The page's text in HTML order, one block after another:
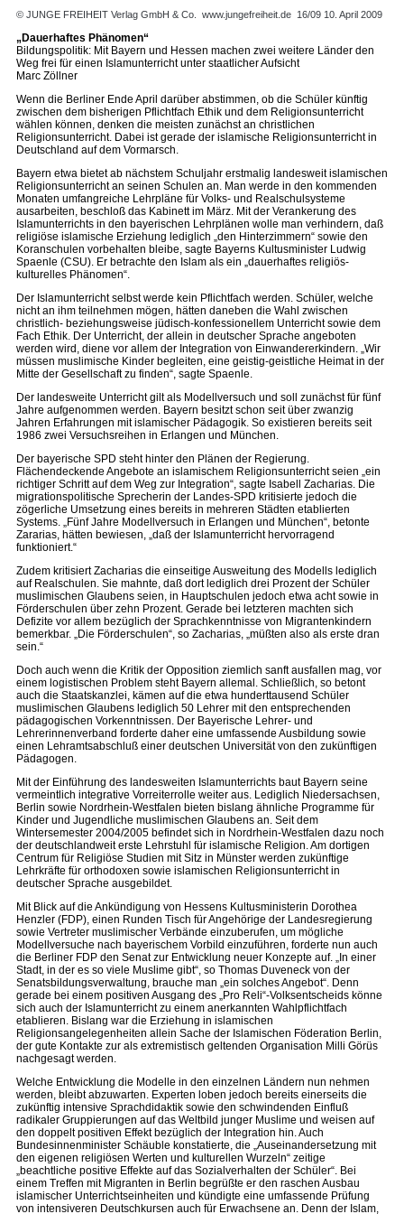
© JUNGE FREIHEIT Verlag GmbH & Co. www.jungefreiheit.de 16/09 10. April 2009
„Dauerhaftes Phänomen“
Bildungspolitik: Mit Bayern und Hessen machen zwei weitere Länder den
Weg frei für einen Islamunterricht unter staatlicher Aufsicht
Marc Zöllner
Wenn die Berliner Ende April darüber abstimmen, ob die Schüler künftig
zwischen dem bisherigen Pflichtfach Ethik und dem Religionsunterricht
wählen können, denken die meisten zunächst an christlichen
Religionsunterricht. Dabei ist gerade der islamische Religionsunterricht in
Deutschland auf dem Vormarsch.
Bayern etwa bietet ab nächstem Schuljahr erstmalig landesweit islamischen
Religionsunterricht an seinen Schulen an. Man werde in den kommenden
Monaten umfangreiche Lehrpläne für Volks- und Realschulsysteme
ausarbeiten, beschloß das Kabinett im März. Mit der Verankerung des
Islam­unterrichts in den bayerischen Lehrplänen wolle man verhindern, daß
religiöse islamische Erziehung lediglich „den Hinterzimmern“ sowie den
Koranschulen vorbehalten bleibe, sagte Bayerns Kultusminister Ludwig
Spaenle (CSU). Er betrachte den Islam als ein „dauerhaftes religiös-
kulturelles Phänomen“.
Der Islamunterricht selbst werde kein Pflichtfach werden. Schüler, welche
nicht an ihm teilnehmen mögen, hätten daneben die Wahl zwischen
christlich- beziehungsweise jüdisch-konfessionellem Unterricht sowie dem
Fach Ethik. Der Unterricht, der allein in deutscher Sprache angeboten
werden wird, diene vor allem der Integration von Einwandererkindern. „Wir
müssen muslimische Kinder begleiten, eine geistig-geistliche Heimat in der
Mitte der Gesellschaft zu finden“, sagte Spaenle.
Der landesweite Unterricht gilt als Modellversuch und soll zunächst für fünf
Jahre aufgenommen werden. Bayern besitzt schon seit über zwanzig
Jahren Erfahrungen mit islamischer Pädagogik. So existieren bereits seit
1986 zwei Versuchsreihen in Erlangen und München.
Der bayerische SPD steht hinter den Plänen der Regierung.
Flächendeckende Angebote an islamischem Religionsunterricht seien „ein
richtiger Schritt auf dem Weg zur Integration“, sagte Isabell Zacharias. Die
migrationspolitische Sprecherin der Landes-SPD kritisierte jedoch die
zögerliche Umsetzung eines bereits in mehreren Städten etablierten
Systems. „Fünf Jahre Modellversuch in Erlangen und München“, betonte
Zararias, hätten bewiesen, „daß der Islamunterricht hervorragend
funktioniert.“
Zudem kritisiert Zacharias die einseitige Ausweitung des Modells lediglich
auf Realschulen. Sie mahnte, daß dort lediglich drei Prozent der Schüler
muslimischen Glaubens seien, in Hauptschulen jedoch etwa acht sowie in
Förderschulen über zehn Prozent. Gerade bei letzteren machten sich
Defizite vor allem bezüglich der Sprachkenntnisse von Migrantenkindern
bemerkbar. „Die Förderschulen“, so Zacharias, „müßten also als erste dran
sein.“
Doch auch wenn die Kritik der Opposition ziemlich sanft ausfallen mag, vor
einem logistischen Problem steht Bayern allemal. Schließlich, so betont
auch die Staatskanzlei, kämen auf die etwa hunderttausend Schüler
muslimischen Glaubens lediglich 50 Lehrer mit den entsprechenden
pädagogischen Vorkenntnissen. Der Bayerische Lehrer- und
Lehrerinnenverband forderte daher eine umfassende Ausbildung sowie
einen Lehramtsabschluß einer deutschen Universität von den zukünftigen
Pädagogen.
Mit der Einführung des landesweiten Islamunterrichts baut Bayern seine
vermeintlich integrative Vorreiterrolle weiter aus. Lediglich Niedersachsen,
Berlin sowie Nordrhein-Westfalen bieten bislang ähnliche Programme für
Kinder und Jugendliche muslimischen Glaubens an. Seit dem
Wintersemester 2004/2005 befindet sich in Nordrhein-Westfalen dazu noch
der deutschlandweit erste Lehrstuhl für islamische Religion. Am dortigen
Centrum für Religiöse Studien mit Sitz in Münster werden zukünftige
Lehrkräfte für orthodoxen sowie islamischen Religionsunterricht in
deutscher Sprache ausgebildet.
Mit Blick auf die Ankündigung von Hessens Kultusministerin Dorothea
Henzler (FDP), einen Runden Tisch für Angehörige der Landesregierung
sowie Vertreter muslimischer Verbände einzuberufen, um mögliche
Modellversuche nach bayerischem Vorbild einzuführen, forderte nun auch
die Berliner FDP den Senat zur Entwicklung neuer Konzepte auf. „In einer
Stadt, in der es so viele Muslime gibt“, so Thomas Duveneck von der
Senatsbildungsverwaltung, brauche man „ein solches Angebot“. Denn
gerade bei einem positiven Ausgang des „Pro Reli“-Volksentscheids könne
sich auch der Islamunterricht zu einem anerkannten Wahlpflichtfach
etablieren. Bislang war die Erziehung in islamischen
Religionsangelegenheiten allein Sache der Islamischen Föderation Berlin,
der gute Kontakte zur als extremistisch geltenden Organisation Milli Görüs
nachgesagt werden.
Welche Entwicklung die Modelle in den einzelnen Ländern nun nehmen
werden, bleibt abzuwarten. Experten loben jedoch bereits einerseits die
zukünftig intensive Sprachdidaktik sowie den schwindenden Einfluß
radikaler Gruppierungen auf das Weltbild junger Muslime und weisen auf
den doppelt positiven Effekt bezüglich der Integration hin. Auch
Bundesinnenminister Schäuble konstatierte, die „Auseinandersetzung mit
den eigenen religiösen Werten und kulturellen Wurzeln“ zeitige
„beachtliche positive Effekte auf das Sozialverhalten der Schüler“. Bei
einem Treffen mit Migranten in Berlin begrüßte er den raschen Ausbau
islamischer Unterrichtseinheiten und kündigte eine umfassende Prüfung
von intensiveren Deutschkursen auch für Erwachsene an. Denn der Islam,